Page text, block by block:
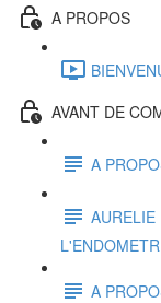
A PROPOS
AVANT DE
A
AURELIE
A